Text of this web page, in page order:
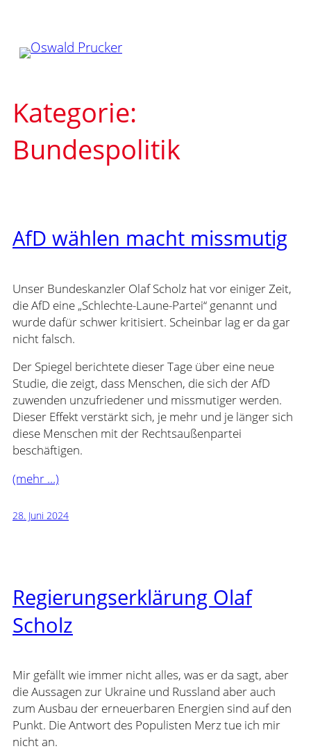
springen
Kategorie:
Bundespolitik
AfD wählen macht missmutig
Unser Bundeskanzler Olaf Scholz hat vor einiger Zeit,
die AfD eine „Schlechte-Laune-Partei“ genannt und
wurde dafür schwer kritisiert. Scheinbar lag er da gar
nicht falsch.
Der Spiegel berichtete dieser Tage über eine neue
Studie, die zeigt, dass Menschen, die sich der AfD
zuwenden unzufriedener und missmutiger werden.
Dieser Effekt verstärkt sich, je mehr und je länger sich
diese Menschen mit der Rechtsaußenpartei
beschäftigen.
(mehr …)
28. Juni 2024
Regierungserklärung Olaf
Scholz
Mir gefällt wie immer nicht alles, was er da sagt, aber
die Aussagen zur Ukraine und Russland aber auch
zum Ausbau der erneuerbaren Energien sind auf den
Punkt. Die Antwort des Populisten Merz tue ich mir
nicht an.